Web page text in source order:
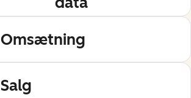
Omsætning
Salg